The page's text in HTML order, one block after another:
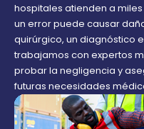
hospitales atienden a
un error puede causar
quirúrgico, un diagnóstico
trabajamos con expertos
probar la negligencia y
futuras necesidades